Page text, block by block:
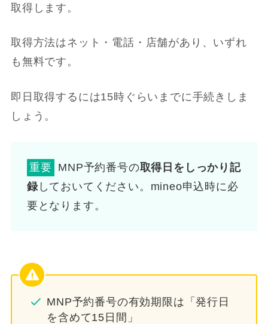
取得します。
取得方法はネット・電話・店舗があり、いずれ
も無料です。
即日取得するには15時ぐらいまでに手続きしま
しょう。
重要 MNP予約番号の取得日をしっかり記
録しておいてください。mineo申込時に必
要となります。
MNP予約番号の有効期限は「発行日
を含めて15日間」